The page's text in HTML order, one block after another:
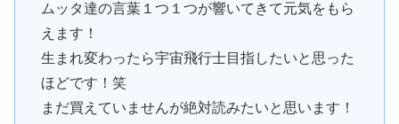
ムッタ達の言葉１つ１つが響いてきて元気をもら
えます！
生まれ変わったら宇宙飛行士目指したいと思った
ほどです！笑
まだ買えていませんが絶対読みたいと思います！